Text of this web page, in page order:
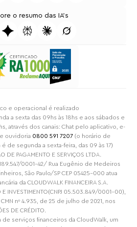
o resumo das IA's
e operacional é realizado
a sexta das 09hs às 18hs e aos sábados e
através dos canais: Chat pelo aplicativo, e-
e ouvidoria 0800 591 7207 (o horário de
de segunda a sexta-feira, das 09 às 17)
DE PAGAMENTO E SERVIÇOS LTDA.
0001-42/ Rua Eugênio de Medeiros
São Paulo/SP CEP 05425-000 atua
da CLOUDWALK FINANCEIRA S.A.
E INVESTIMENTO(CNPJ 05.503.849/0001-00),
nº 4.935, de 25 de julho de 2021, nos
DE CRÉDITO.
de serviços financeiros da CloudWalk, um